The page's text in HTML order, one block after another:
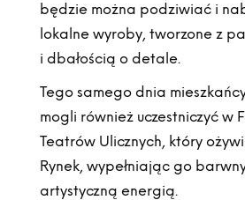
będzie można podziwiać i
lokalne wyroby, tworzone z
i dbałością o detale.
Tego samego dnia
mogli również uczestniczyć w
Teatrów Ulicznych, który
Rynek, wypełniając go
artystyczną energią.